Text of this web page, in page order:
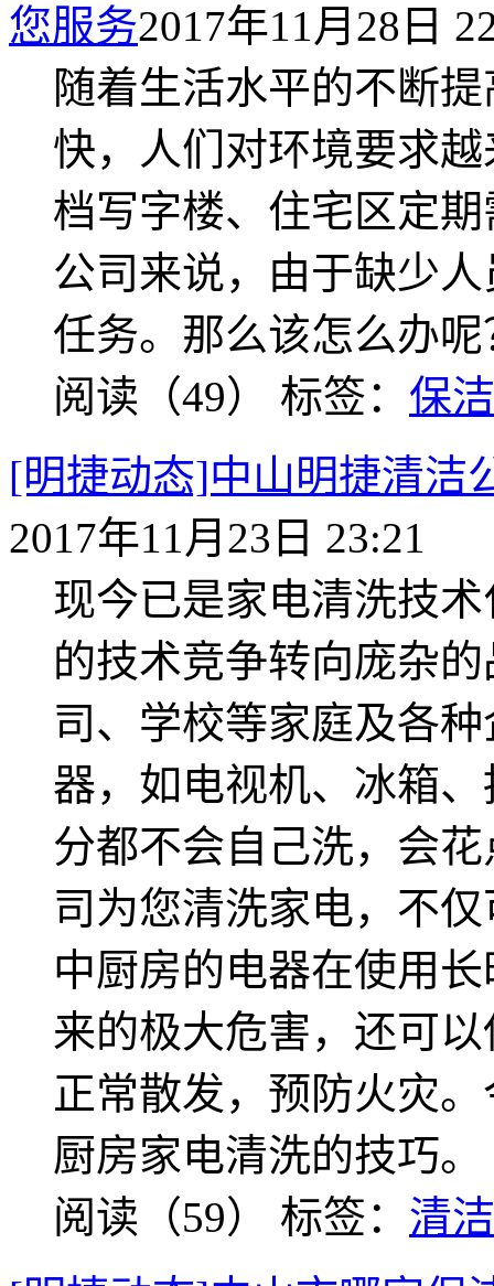
您服务2017年11月28日
随着生活水平的不断
快，人们对环境要求
档写字楼、住宅区定
公司来说，由于缺少
任务。那么该怎么办
阅读（49） 标签： 保
[明捷动态]中山明捷清洁
2017年11月23日 23:21
现今已是家电清洗技
的技术竞争转向庞杂
司、学校等家庭及各
器，如电视机、冰箱
分都不会自己洗，会
司为您清洗家电，不
中厨房的电器在使用
来的极大危害，还可
正常散发，预防火灾
厨房家电清洗的技巧。
阅读（59） 标签： 清